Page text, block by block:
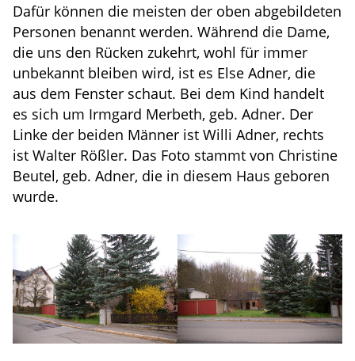
Dafür können die meisten der oben abgebildeten
Personen benannt werden. Während die Dame,
die uns den Rücken zukehrt, wohl für immer
unbekannt bleiben wird, ist es Else Adner, die
aus dem Fenster schaut. Bei dem Kind handelt
es sich um Irmgard Merbeth, geb. Adner. Der
Linke der beiden Männer ist Willi Adner, rechts
ist Walter Rößler. Das Foto stammt von Christine
Beutel, geb. Adner, die in diesem Haus geboren
wurde.